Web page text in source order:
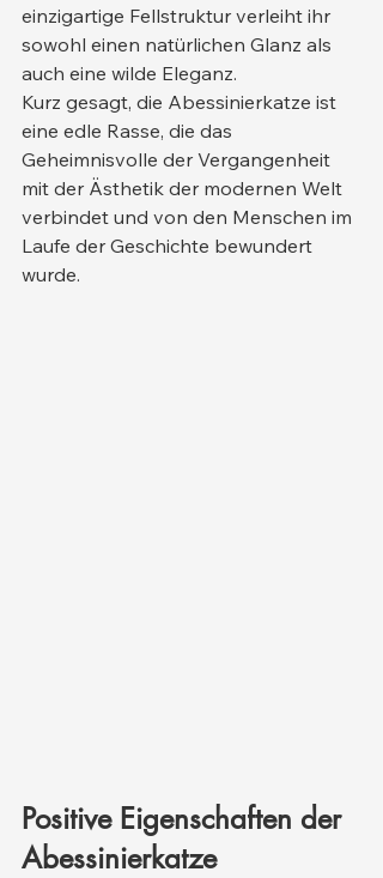
einzigartige Fellstruktur verleiht ihr
sowohl einen natürlichen Glanz als
auch eine wilde Eleganz.
Kurz gesagt, die Abessinierkatze ist
eine edle Rasse, die das
Geheimnisvolle der Vergangenheit
mit der Ästhetik der modernen Welt
verbindet und von den Menschen im
Laufe der Geschichte bewundert
wurde.
Positive Eigenschaften der
Abessinierkatze